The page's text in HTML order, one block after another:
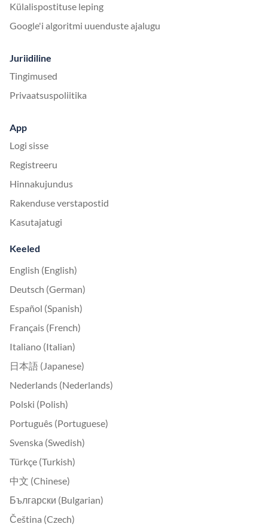
Külalispostituse leping
Google'i algoritmi uuenduste ajalugu
Juriidiline
Tingimused
Privaatsuspoliitika
App
Logi sisse
Registreeru
Hinnakujundus
Rakenduse verstapostid
Kasutajatugi
Keeled
English (English)
Deutsch (German)
Español (Spanish)
Français (French)
Italiano (Italian)
日本語 (Japanese)
Nederlands (Nederlands)
Polski (Polish)
Português (Portuguese)
Svenska (Swedish)
Türkçe (Turkish)
中文 (Chinese)
Български (Bulgarian)
Čeština (Czech)